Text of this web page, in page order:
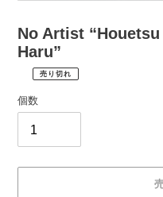
No Artist
Haru”
常
価
格
¥3,960
売り切れ
税
込
送
個数